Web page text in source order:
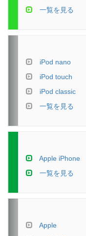
一覧を見る
iPod nano
iPod touch
iPod classic
一覧を見る
Apple iPhone
一覧を見る
Apple